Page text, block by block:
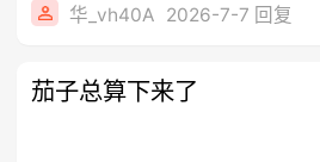
华_vh40A 2026-7-7 回复
茄子总算下来了